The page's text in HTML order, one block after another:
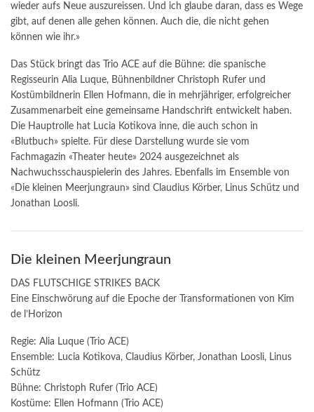
wieder aufs Neue auszureissen. Und ich glaube daran, dass es Wege
gibt, auf denen alle gehen können. Auch die, die nicht gehen
können wie ihr.»
Das Stück bringt das Trio ACE auf die Bühne: die spanische
Regisseurin Alia Luque, Bühnenbildner Christoph Rufer und
Kostümbildnerin Ellen Hofmann, die in mehrjähriger, erfolgreicher
Zusammenarbeit eine gemeinsame Handschrift entwickelt haben.
Die Hauptrolle hat Lucia Kotikova inne, die auch schon in
«Blutbuch» spielte. Für diese Darstellung wurde sie vom
Fachmagazin «Theater heute» 2024 ausgezeichnet als
Nachwuchsschauspielerin des Jahres. Ebenfalls im Ensemble von
«Die kleinen Meerjungraun» sind Claudius Körber, Linus Schütz und
Jonathan Loosli.
Die kleinen Meerjungraun
DAS FLUTSCHIGE STRIKES BACK
Eine Einschwörung auf die Epoche der Transformationen von Kim
de l’Horizon
Regie: Alia Luque (Trio ACE)
Ensemble: Lucia Kotikova, Claudius Körber, Jonathan Loosli, Linus
Schütz
Bühne: Christoph Rufer (Trio ACE)
Kostüme: Ellen Hofmann (Trio ACE)